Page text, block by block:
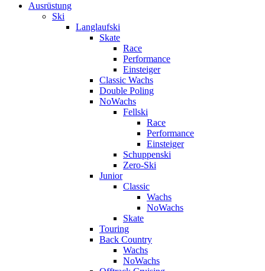
Ausrüstung
Ski
Langlaufski
Skate
Race
Performance
Einsteiger
Classic Wachs
Double Poling
NoWachs
Fellski
Race
Performance
Einsteiger
Schuppenski
Zero-Ski
Junior
Classic
Wachs
NoWachs
Skate
Touring
Back Country
Wachs
NoWachs